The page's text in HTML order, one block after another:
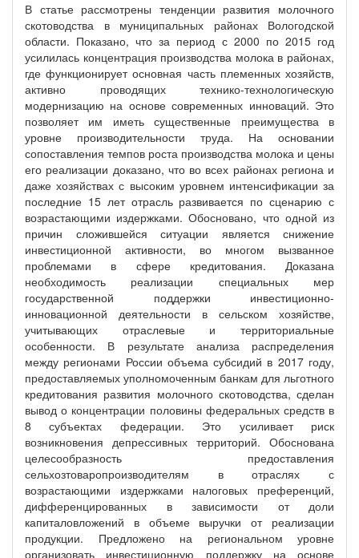
В статье рассмотрены тенденции развития молочного
скотоводства в муниципальных районах Вологодской
области. Показано, что за период с 2000 по 2015 год
усилилась концентрация производства молока в районах,
где функционирует основная часть племенных хозяйств,
активно проводящих технико-технологическую
модернизацию на основе современных инноваций. Это
позволяет им иметь существенные преимущества в
уровне производительности труда. На основании
сопоставления темпов роста производства молока и цены
его реализации доказано, что во всех районах региона и
даже хозяйствах с высоким уровнем интенсификации за
последние 15 лет отрасль развивается по сценарию с
возрастающими издержками. Обосновано, что одной из
причин сложившейся ситуации является снижение
инвестиционной активности, во многом вызванное
проблемами в сфере кредитования. Доказана
необходимость реализации специальных мер
государственной поддержки инвестиционно-
инновационной деятельности в сельском хозяйстве,
учитывающих отраслевые и территориальные
особенности. В результате анализа распределения
между регионами России объема субсидий в 2017 году,
предоставляемых уполномоченным банкам для льготного
кредитования развития молочного скотоводства, сделан
вывод о концентрации половины федеральных средств в
8 субъектах федерации. Это усиливает риск
возникновения депрессивных территорий. Обоснована
целесообразность предоставления
сельхозтоваропроизводителям в отраслях с
возрастающими издержками налоговых преференций,
дифференцированных в зависимости от доли
капиталовложений в объеме выручки от реализации
продукции. Предложено на региональном уровне
организовать инвестиционную поддержку на основе